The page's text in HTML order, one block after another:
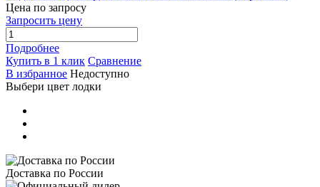
Цена по запросу
Запросить цену
Подробнее
Купить в 1 клик Сравнение
В избранное Недоступно
Выбери цвет лодки
Доставка по России